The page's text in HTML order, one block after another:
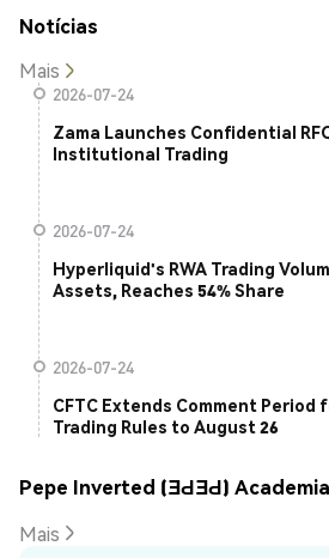
Notícias
Mais
2026-07-24
Zama Launches Confidential
Institutional Trading
2026-07-24
Hyperliquid's RWA Trading
Assets, Reaches 54% Share
2026-07-24
CFTC Extends Comment Period
Trading Rules to August 26
Pepe Inverted (ƎԀƎԀ) Academia
Mais